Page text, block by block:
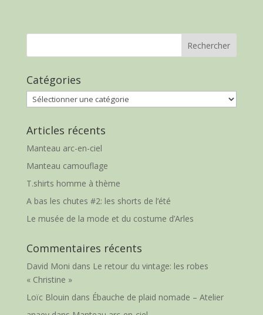
Catégories
Catégories
Articles récents
Manteau arc-en-ciel
Manteau camouflage
T.shirts homme à thème
A bas les chutes #2: les shorts de l’été
Le musée de la mode et du costume d’Arles
Commentaires récents
David Moni dans Le retour du vintage: les robes
« Christine »
Loïc Blouin dans Ébauche de plaid nomade – Atelier